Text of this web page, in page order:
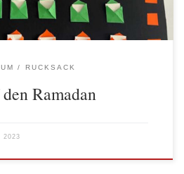
RUCKSACK
Ramadan
2023